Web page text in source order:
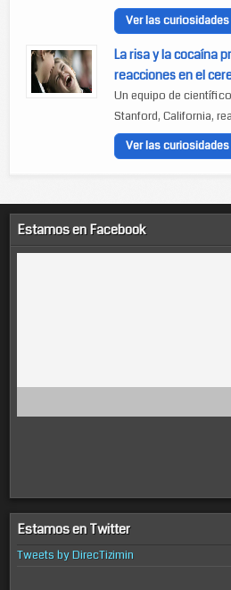
Ver las curiosidades
La risa y la cocaína
reacciones en el
Un equipo de
Stanford, California,
Ver las curiosidades
Estamos en Facebook
Estamos en Twitter
Tweets by DirecTizimin